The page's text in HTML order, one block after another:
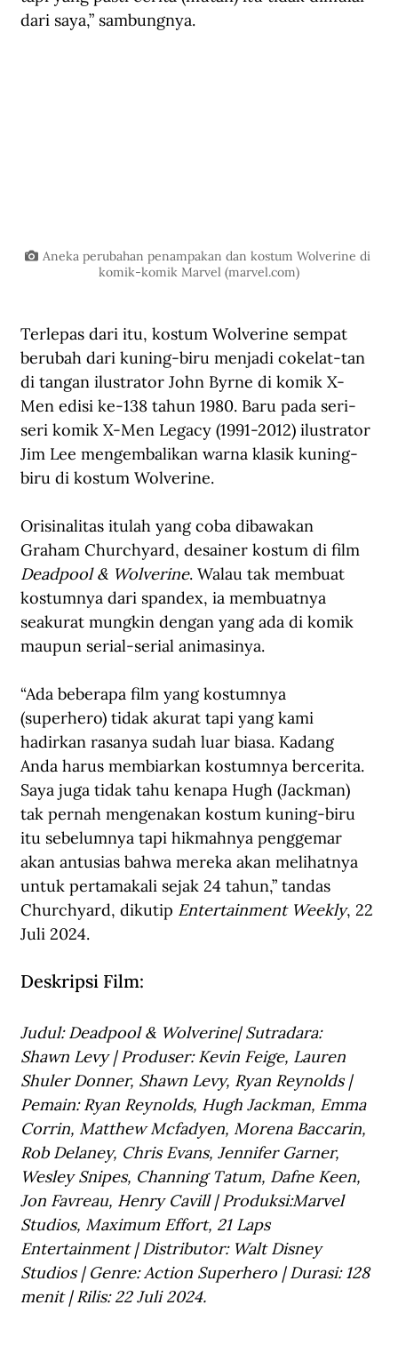
dari saya,” sambungnya.
Aneka perubahan penampakan dan kostum Wolverine di
komik-komik Marvel (marvel.com)
Terlepas dari itu, kostum Wolverine sempat
berubah dari kuning-biru menjadi cokelat-tan
di tangan ilustrator John Byrne di komik X-
Men edisi ke-138 tahun 1980. Baru pada seri-
seri komik X-Men Legacy (1991-2012) ilustrator
Jim Lee mengembalikan warna klasik kuning-
biru di kostum Wolverine.
Orisinalitas itulah yang coba dibawakan
Graham Churchyard, desainer kostum di film
Deadpool & Wolverine. Walau tak membuat
kostumnya dari spandex, ia membuatnya
seakurat mungkin dengan yang ada di komik
maupun serial-serial animasinya.
“Ada beberapa film yang kostumnya
(superhero) tidak akurat tapi yang kami
hadirkan rasanya sudah luar biasa. Kadang
Anda harus membiarkan kostumnya bercerita.
Saya juga tidak tahu kenapa Hugh (Jackman)
tak pernah mengenakan kostum kuning-biru
itu sebelumnya tapi hikmahnya penggemar
akan antusias bahwa mereka akan melihatnya
untuk pertamakali sejak 24 tahun,” tandas
Churchyard, dikutip Entertainment Weekly, 22
Juli 2024.
Deskripsi Film:
Judul: Deadpool & Wolverine| Sutradara:
Shawn Levy | Produser: Kevin Feige, Lauren
Shuler Donner, Shawn Levy, Ryan Reynolds |
Pemain: Ryan Reynolds, Hugh Jackman, Emma
Corrin, Matthew Mcfadyen, Morena Baccarin,
Rob Delaney, Chris Evans, Jennifer Garner,
Wesley Snipes, Channing Tatum, Dafne Keen,
Jon Favreau, Henry Cavill | Produksi:Marvel
Studios, Maximum Effort, 21 Laps
Entertainment | Distributor: Walt Disney
Studios | Genre: Action Superhero | Durasi: 128
menit | Rilis: 22 Juli 2024.